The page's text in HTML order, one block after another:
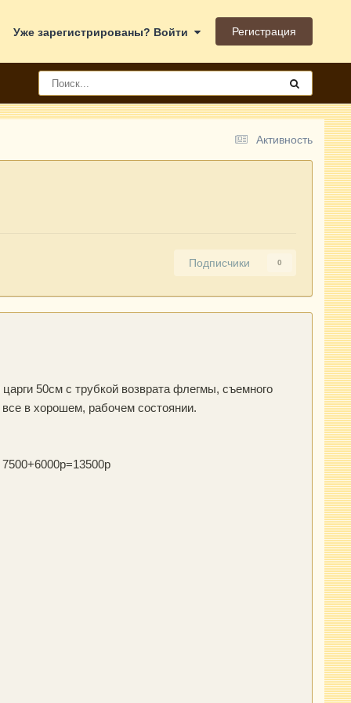
Уже зарегистрированы? Войти Регистрация
Активность
Подписчики 0
50см с трубкой возврата флегмы, съемного
в хорошем, рабочем состоянии.